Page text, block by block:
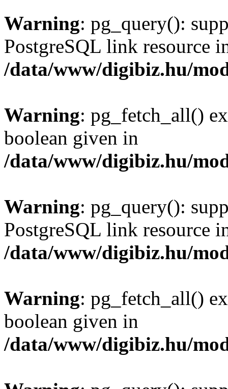
Warning: pg_query():
PostgreSQL link resource
/data/www/digibiz.hu/
Warning: pg_fetch_all()
boolean given in
/data/www/digibiz.hu/
Warning: pg_query():
PostgreSQL link resource
/data/www/digibiz.hu/
Warning: pg_fetch_all()
boolean given in
/data/www/digibiz.hu/